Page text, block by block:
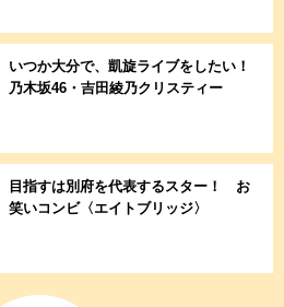
いつか大分で、凱旋ライブをしたい！
乃木坂46・吉田綾乃クリスティー
目指すは別府を代表するスター！ お
笑いコンビ〈エイトブリッジ〉